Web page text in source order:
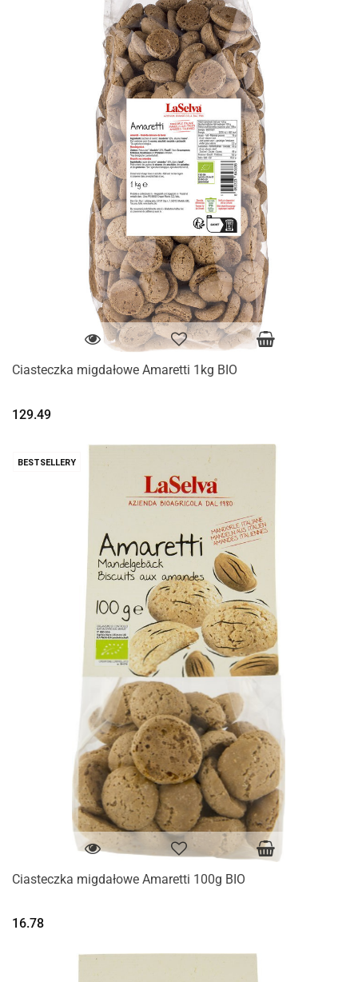
Ciasteczka migdałowe Amaretti 1kg BIO
129.49
BESTSELLERY
Ciasteczka migdałowe Amaretti 100g BIO
16.78